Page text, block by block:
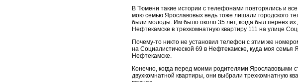
В Тюмени такие истории с телефонами повторялись и
мою семью Ярославовых ведь тоже лишали городского
были молоды. Им было около 35 лет, когда был переез
Нефтекамске в трехкомнатную квартиру 111 на улице
Почему-то никто не установил телефон с этим же
на Социалистической 69 в Нефтекамске, куда моя
Нефтекамске.
Конечно, когда перед моими родителями Ярославовыми
двухкомнатной квартиры, они выбрали трехкомнатную